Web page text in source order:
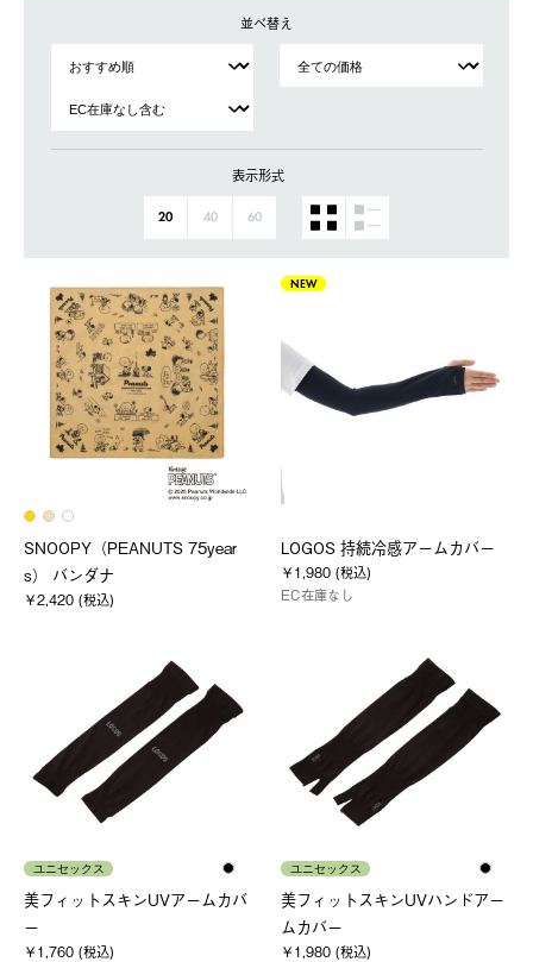
並べ替え
表示形式
20 40 60
SNOOPY（PEANUTS 75year
s） バンダナ
￥2,420 (税込)
NEW
LOGOS 持続冷感アームカバー
￥1,980 (税込)
EC在庫なし
ユニセックス
美フィットスキンUVアームカバ
ー
￥1,760 (税込)
ユニセックス
美フィットスキンUVハンドアー
ムカバー
￥1,980 (税込)